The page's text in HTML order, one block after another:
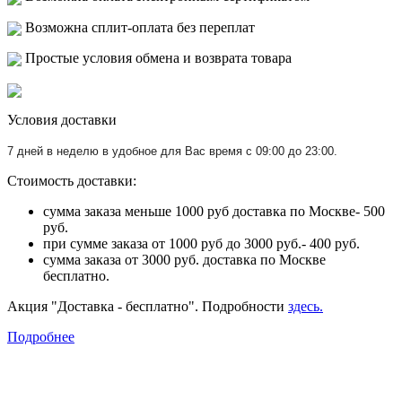
Возможна сплит-оплата без переплат
Простые условия обмена и возврата товара
Условия доставки
7 дней в неделю в удобное для Вас время с 09:00 до 23:00.
Стоимость доставки:
сумма заказа меньше 1000 руб доставка по Москве- 500
руб.
при сумме заказа от 1000 руб до 3000 руб.- 400 руб.
сумма заказа от 3000 руб. доставка по Москве
бесплатно.
Акция "Доставка - бесплатно". Подробности здесь.
Подробнее